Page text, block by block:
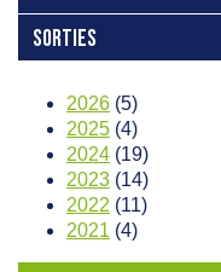
SORTIES
2026 (5)
2025 (4)
2024 (19)
2023 (14)
2022 (11)
2021 (4)